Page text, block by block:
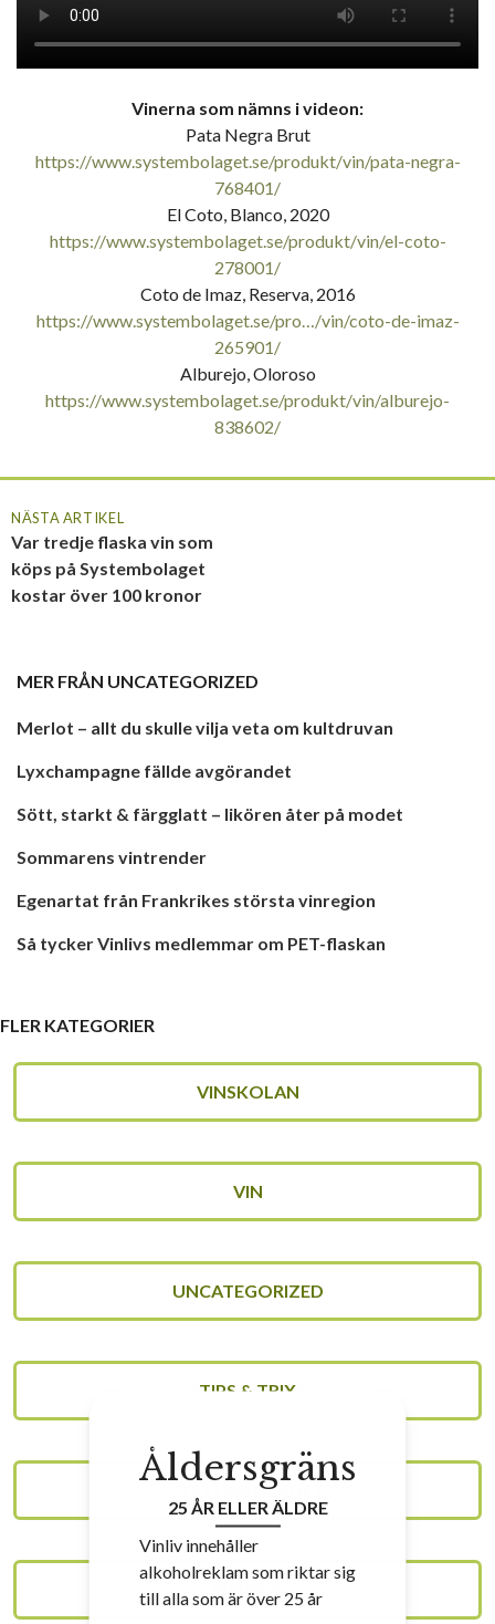
Vinerna som nämns i videon:
Pata Negra Brut
https://www.systembolaget.se/produkt/vin/pata-negra-
768401/
El Coto, Blanco, 2020
https://www.systembolaget.se/produkt/vin/el-coto-
278001/
Coto de Imaz, Reserva, 2016
https://www.systembolaget.se/pro…/vin/coto-de-imaz-
265901/
Alburejo, Oloroso
https://www.systembolaget.se/produkt/vin/alburejo-
838602/
NÄSTA ARTIKEL
Var tredje flaska vin som
köps på Systembolaget
kostar över 100 kronor
MER FRÅN UNCATEGORIZED
Merlot – allt du skulle vilja veta om kultdruvan
Lyxchampagne fällde avgörandet
Sött, starkt & färgglatt – likören åter på modet
Sommarens vintrender
Egenartat från Frankrikes största vinregion
Så tycker Vinlivs medlemmar om PET-flaskan
FLER KATEGORIER
VINSKOLAN
VIN
UNCATEGORIZED
TIPS & TRIX
SYSTEMBOLAGET
SVERIGE
Åldersgräns
25 ÅR ELLER ÄLDRE
Vinliv innehåller
alkoholreklam som riktar sig
till alla som är över 25 år